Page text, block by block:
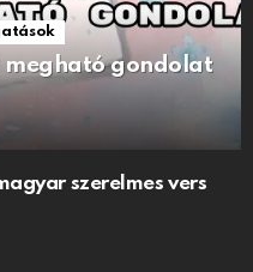
megható gondolat
szerelmes vers